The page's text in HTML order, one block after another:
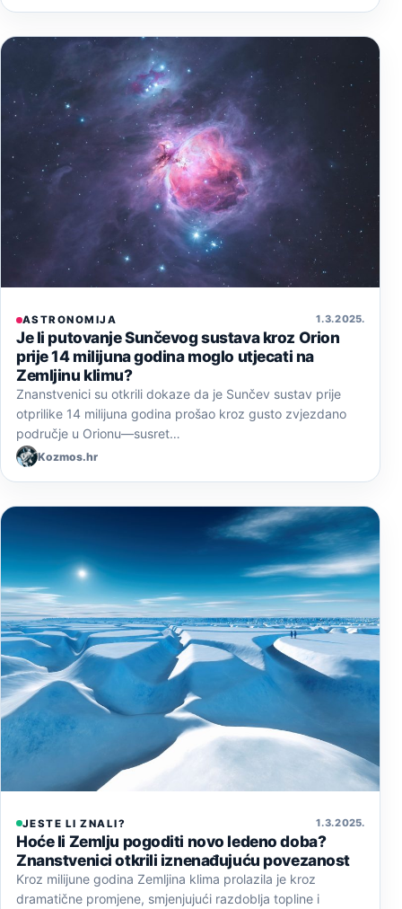
ASTRONOMIJA 1. 3. 2025.
Je li putovanje Sunčevog sustava kroz Orion
prije 14 milijuna godina moglo utjecati na
Zemljinu klimu?
Znanstvenici su otkrili dokaze da je Sunčev sustav prije
otprilike 14 milijuna godina prošao kroz gusto zvjezdano
područje u Orionu—susret…
Kozmos.hr
JESTE LI ZNALI? 1. 3. 2025.
Hoće li Zemlju pogoditi novo ledeno doba?
Znanstvenici otkrili iznenađujuću povezanost
Kroz milijune godina Zemljina klima prolazila je kroz
dramatične promjene, smjenjujući razdoblja topline i